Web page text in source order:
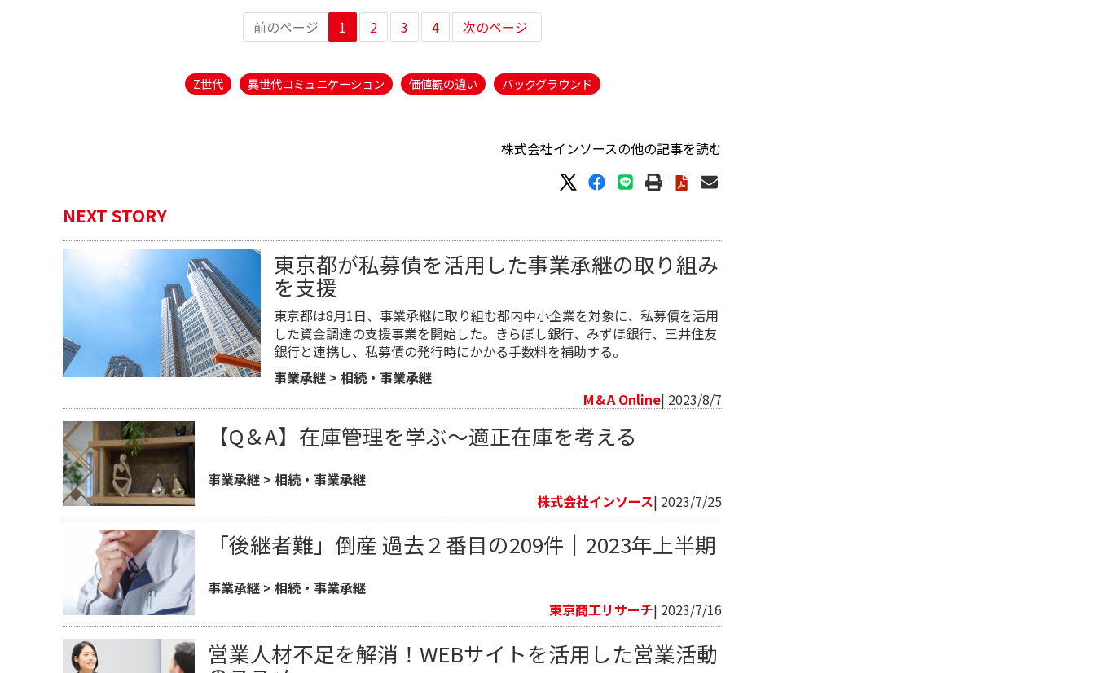
前のページ 1 2 3 4 次のページ
Z世代 異世代コミュニケーション 価値観の違い バックグラウンド
株式会社インソースの他の記事を読む
NEXT STORY
東京都が私募債を活用した事業承継の取り組み
を支援
東京都は8月1日、事業承継に取り組む都内中小企業を対象に、私募債を活用
した資金調達の支援事業を開始した。きらぼし銀行、みずほ銀行、三井住友
銀行と連携し、私募債の発行時にかかる手数料を補助する。
事業承継> 相続・事業承継
M＆A Online| 2023/8/7
【Q＆A】在庫管理を学ぶ～適正在庫を考える
事業承継 >相続・事業承継
株式会社インソース| 2023/7/25
「後継者難」倒産 過去２番目の209件｜2023年上半期
事業承継 >相続・事業承継
東京商工リサーチ| 2023/7/16
営業人材不足を解消！WEBサイトを活用した営業活動